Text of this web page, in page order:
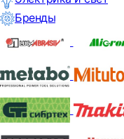
Бренды